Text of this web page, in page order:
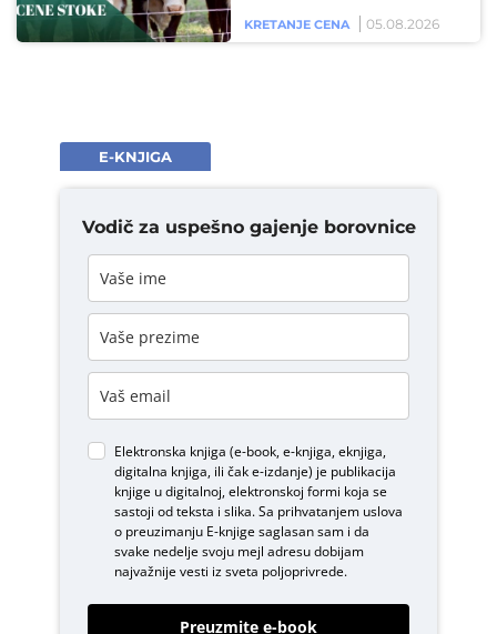
KRETANJE CENA 05.08.2026
E-KNJIGA
Vodič za uspešno gajenje borovnice
Elektronska knjiga (e-book, e-knjiga, eknjiga,
digitalna knjiga, ili čak e-izdanje) je publikacija
knjige u digitalnoj, elektronskoj formi koja se
sastoji od teksta i slika. Sa prihvatanjem uslova
o preuzimanju E-knjigesaglasan sam i da
svake nedelje svoju mejl adresu dobijam
najvažnije vesti iz sveta poljoprivrede.
Preuzmite e-book